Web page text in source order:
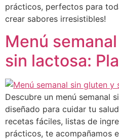
prácticos, perfectos para
crear sabores irresistibles!
Menú
sin lactosa:
Descubre un menú semanal
diseñado para cuidar tu
recetas fáciles, listas de
prácticos, te acompañamos